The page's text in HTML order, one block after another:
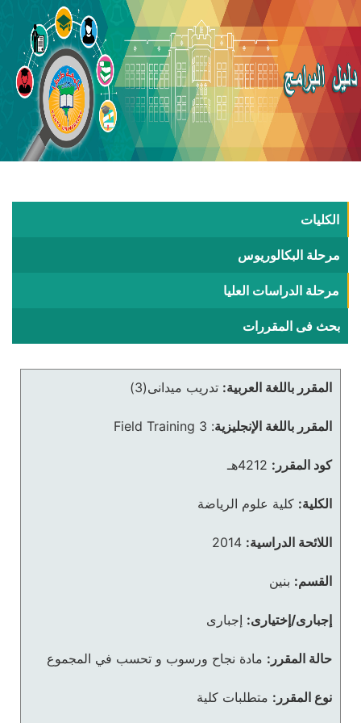
الكليات
مرحلة البكالوريوس
مرحلة الدراسات العليا
بحث فى المقررات
المقرر باللغة العربية: تدريب ميدانى(3)
المقرر باللغة الإنجليزية:
Field Training 3
كود المقرر: 4212هـ
الكلية: كلية علوم الرياضة
اللائحة الدراسية: 2014
القسم: بنين
إجبارى/إختيارى: إجبارى
حالة المقرر: مادة نجاح ورسوب و تحسب في المجموع
نوع المقرر: متطلبات كلية